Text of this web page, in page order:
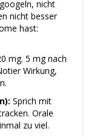
nicht
nicht besser
hast:
mg. 5 mg nach
Wirkung,
Sprich mit
Orale
zu viel.